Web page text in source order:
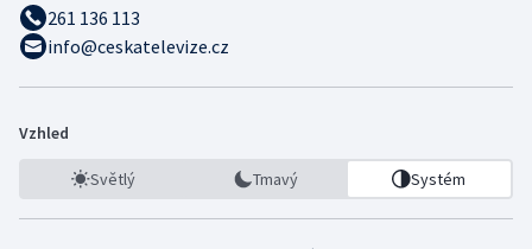
261 136 113
info@ceskatelevize.cz
Vzhled
Světlý Tmavý Systém